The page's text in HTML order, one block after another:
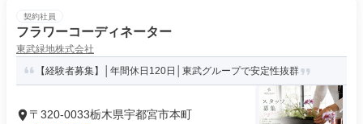
契約社員
フラワーコーディネーター
東武緑地株式会社
【経験者募集】│年間休日120日│東武グループで安定性抜群
〒320-0033栃木県宇都宮市本町